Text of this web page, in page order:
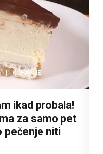
KUHANJE
ikad probala!
za samo pet
pečenje niti